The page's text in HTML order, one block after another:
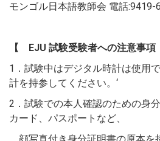
モンゴル日本語教師会 電話:9419-
【 EJU 試験受験者への注意事項
1．試験中はデジタル時計は使用
計を持参してください。‘
2．試験での本人確認のための身
カード、パスポートなど、